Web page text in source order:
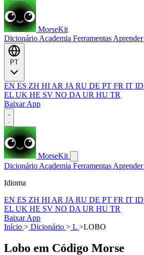
MorseKit
Dicionário Academia Ferramentas Aprender
EN ES ZH HI AR JA RU DE PT FR IT ID
EL UK HE SV NO DA UR HU TR
Baixar App
MorseKit
Dicionário Academia Ferramentas Aprender
Idioma
EN ES ZH HI AR JA RU DE PT FR IT ID
EL UK HE SV NO DA UR HU TR
Baixar App
Início > Dicionário > L >LOBO
Lobo em Código Morse